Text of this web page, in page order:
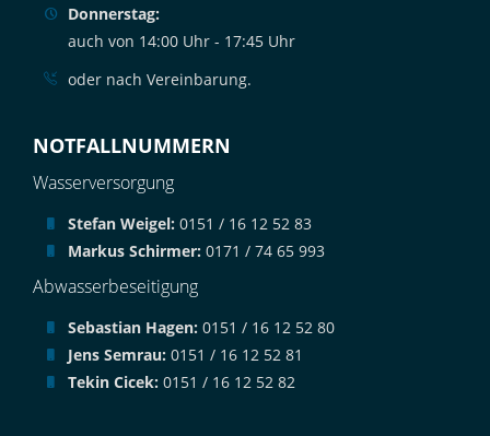
Donnerstag:
auch von 14:00 Uhr - 17:45 Uhr
oder nach Vereinbarung.
NOTFALLNUMMERN
Wasserversorgung
Stefan Weigel: 0151 / 16 12 52 83
Markus Schirmer: 0171 / 74 65 993
Abwasserbeseitigung
Sebastian Hagen: 0151 / 16 12 52 80
Jens Semrau: 0151 / 16 12 52 81
Tekin Cicek: 0151 / 16 12 52 82